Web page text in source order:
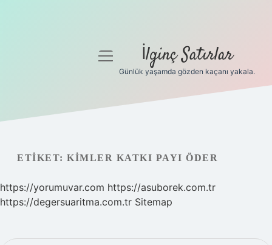
Gizlilik Politikası
menüyü
İlginç Satırlar
Günlük yaşamda gözden kaçanı yakala.
ETIKET: KIMLER KATKI PAYI ÖDER
https://yorumuvar.com https://asuborek.com.tr
https://degersuaritma.com.tr Sitemap